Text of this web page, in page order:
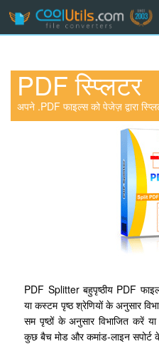
PDF स्प्लिटर
अपने .PDF फाइल्स को पेजेज़ द्वारा
PDF Splitter बहुपृष्ठीय PDF
या कस्टम पृष्ठ श्रेणियों के अनुसार
सम पृष्ठों के अनुसार विभाजित करें
कुछ बैच मोड और कमांड-लाइन सपोर्ट